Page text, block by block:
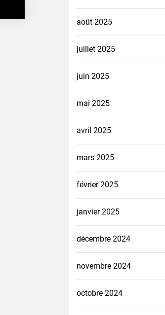
août 2025
juillet 2025
juin 2025
mai 2025
avril 2025
mars 2025
février 2025
janvier 2025
décembre 2024
novembre 2024
octobre 2024